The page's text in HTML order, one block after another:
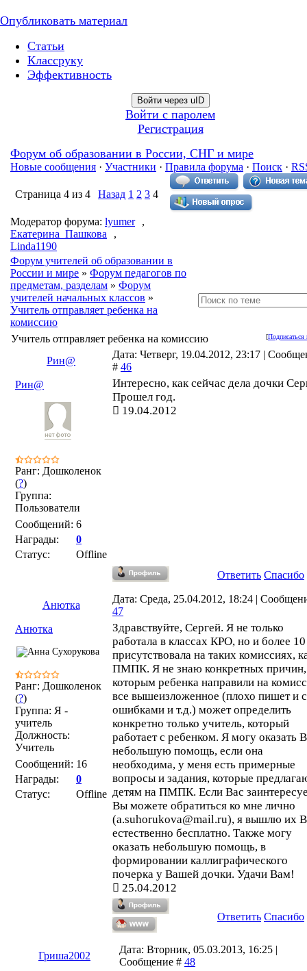
Опубликовать материал
Статьи
Классруку
Эффективность
Войти через uID
Войти с паролем
Регистрация
Форум об образовании в России, СНГ и мире
Новые сообщения · Участники · Правила форума · Поиск ·
Страница 4 из 4 Назад 1 2 3 4
Модератор форума: lyumer
,
Екатерина_Пашкова
,
Linda1190
Форум учителей об образовании в
России и мире » Форум педагогов по
предметам, разделам » Форум
учителей начальных классов »
Учитель отправляет ребенка на
комиссию
[Подписаться
Учитель отправляет ребенка на комиссию
Рин@
Дата: Четверг, 19.04.2012, 23:17 |
# 46
Рин@
Ранг: Дошколенок
(?)
Группа:
Пользователи
Сообщений: 6
Награды:
0
Статус:
Offline
Интересно, как сейчас дела дочки
Прошел год.
19.04.2012
Ответить Спасибо
Анютка
Дата: Среда, 25.04.2012, 18:24 |
47
Анютка
Ранг: Дошколенок
(?)
Группа: Я -
учитель
Должность:
Учитель
Сообщений: 16
Награды:
0
Статус:
Offline
Здравствуйте, Сергей. Я не только
работала в классах КРО, но и более 10
присутствовала на таких комиссиях,
ПМПК. Я не знаю конкретных
которым ребенка направили на
все вышеизложенное (плохо пишет и с
ошибками и т.д.) может определить
конкретно только учитель, который
работает с ребенком. Я могу оказать
небольшую помощь, если она
необходима, у меня есть примерные
вопросы и задания, которые
детям на ПМПК. Если Вас
Вы можете обратиться ко мне лично
(a.suhorukova@mail.ru), я вышлю их
естественно бесплатно. Также могу
оказать небольшую помощь, в
формировании каллиграфического
почерка у Вашей дочки. Удачи Вам!
25.04.2012
Ответить Спасибо
Гриша2002
Дата: Вторник, 05.03.2013, 16:25 |
Сообщение # 48